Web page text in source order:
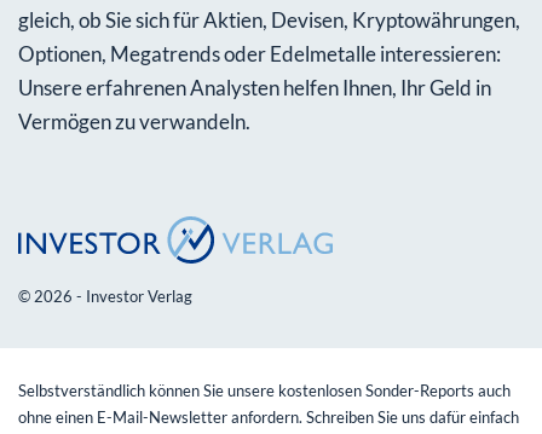
gleich, ob Sie sich für Aktien, Devisen, Kryptowährungen,
Optionen, Megatrends oder Edelmetalle interessieren:
Unsere erfahrenen Analysten helfen Ihnen, Ihr Geld in
Vermögen zu verwandeln.
© 2026 - Investor Verlag
Selbstverständlich können Sie unsere kostenlosen Sonder-Reports auch
ohne einen E-Mail-Newsletter anfordern. Schreiben Sie uns dafür einfach